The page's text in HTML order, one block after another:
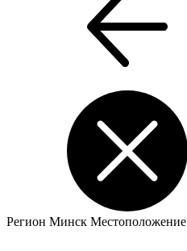
Регион Минск Местоположение